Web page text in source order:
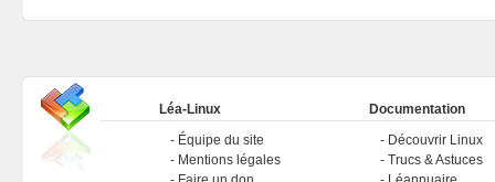
Léa-Linux
Équipe du site
Mentions légales
Documentation
Découvrir Linux
Trucs & Astuces